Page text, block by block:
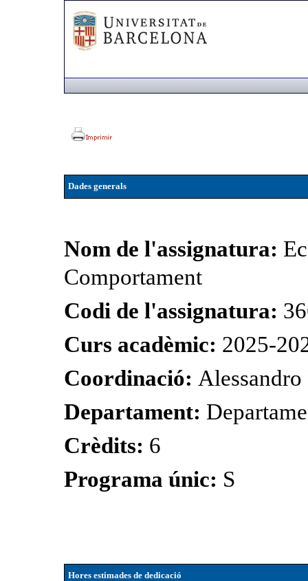
Dades generals
Nom de l'assignatura:
Comportament
Codi de l'assignatura:
Curs acadèmic: 2025-
Coordinació:
Departament:
Crèdits: 6
Programa únic: S
Hores estimades de dedicació